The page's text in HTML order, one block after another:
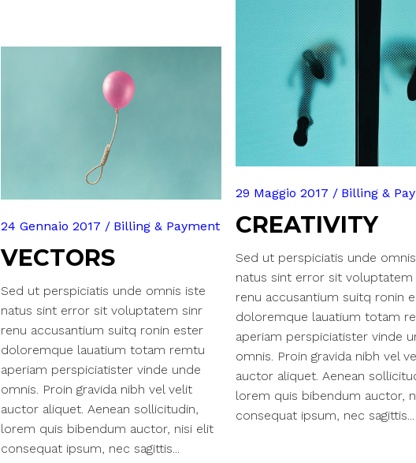
29 Maggio 2017 Billing &
CREATIVITY
Sed ut perspiciatis unde
natus sint error sit voluptatem
renu accusantium suitq ronin
doloremque lauatium totam
aperiam perspiciatister vinde
omnis. Proin gravida nibh vel
auctor aliquet. Aenean
lorem quis bibendum auctor,
consequat ipsum, nec sagittis...
24 Gennaio 2017 Billing & Payment
VECTORS
Sed ut perspiciatis unde omnis iste
natus sint error sit voluptatem sinr
renu accusantium suitq ronin ester
doloremque lauatium totam remtu
aperiam perspiciatister vinde unde
omnis. Proin gravida nibh vel velit
auctor aliquet. Aenean sollicitudin,
lorem quis bibendum auctor, nisi elit
consequat ipsum, nec sagittis...